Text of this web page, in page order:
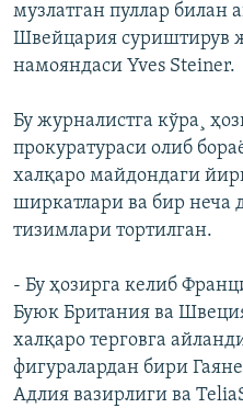
музлатган пуллар билан
Швейцария суриштирув
намояндаси Yves Steiner.
Бу журналистга кўра¸
прокуратураси олиб
халқаро майдондаги
ширкатлари ва бир неча
тизимлари тортилган.
- Бу ҳозирга келиб
Буюк Британия ва
халқаро терговга
фигуралардан бири
Адлия вазирлиги ва